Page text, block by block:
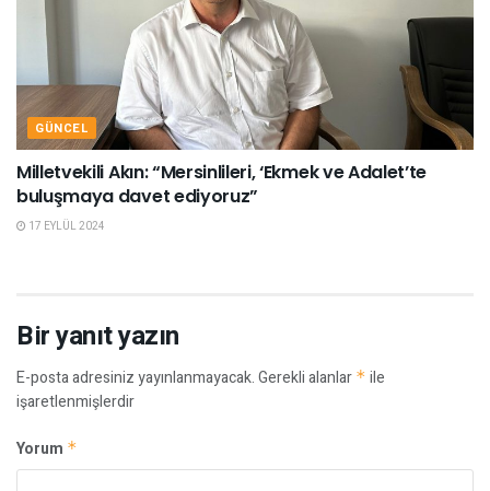
GÜNCEL
Milletvekili Akın: “Mersinlileri, ‘Ekmek ve Adalet’te
buluşmaya davet ediyoruz”
17 EYLÜL 2024
Bir yanıt yazın
E-posta adresiniz yayınlanmayacak.Gerekli alanlar * ile
işaretlenmişlerdir
Yorum *